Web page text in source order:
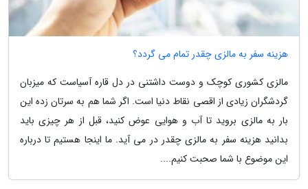
هزینه سفر به مالزی چقدر تمام می گردد؟
مالزی کشوری کوچک و دوست داشتنی در دل قاره آسیاست که میزبان
گردشگران زیادی از اقصی نقاط دنیا است. اگر شما هم به سرتان زده این
بار به مالزی بروید تا آب و هوایی عوض کنید، قبل از هر چیزی باید
بدانید هزینه سفر به مالزی چقدر در می آید. ما اینجا هستیم تا درباره
این موضوع با شما صحبت کنیم....